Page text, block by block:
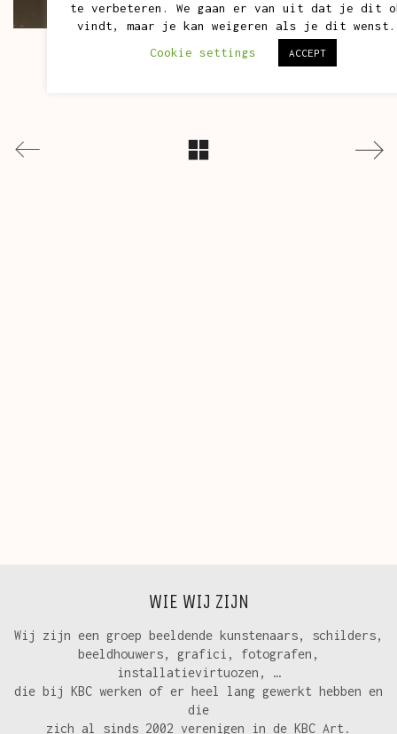
WIE WIJ ZIJN
Wij zijn een groep beeldende kunstenaars, schilders,
beeldhouwers, grafici, fotografen,
installatievirtuozen, …
die bij KBC werken of er heel lang gewerkt hebben en
die
zich al sinds 2002 verenigen in de KBC Art.
te verbeteren. We gaan er van uit dat je dit
vindt, maar je kan weigeren als je dit wenst.
Cookie settings
ACCEPT